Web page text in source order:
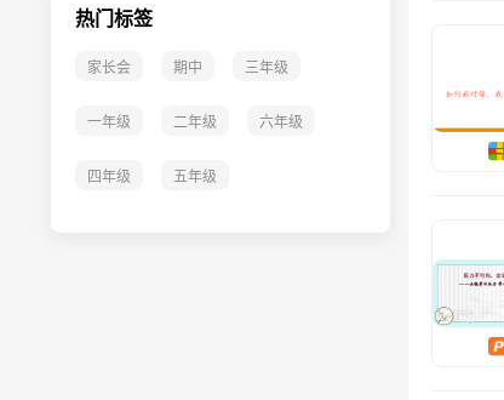
生涯规划
讲座培训
热门标签
家长会 期中 三年级
一年级 二年级 六年级
四年级 五年级